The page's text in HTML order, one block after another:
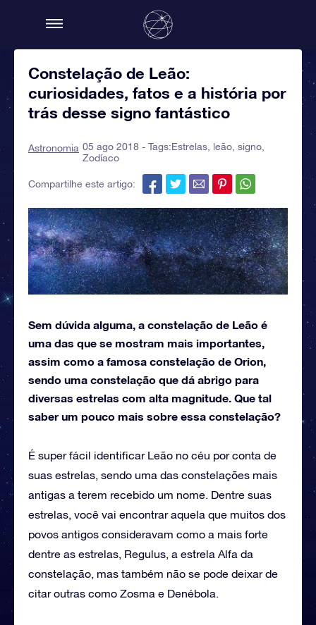
Constelação de Leão:
curiosidades, fatos e a história por
trás desse signo fantástico
Astronomia 05 ago 2018 - Tags:Estrelas leão signo
Zodíaco
Compartilhe este artigo:
Sem dúvida alguma, a constelação de Leão é
uma das que se mostram mais importantes,
assim como a famosa constelação de Orion,
sendo uma constelação que dá abrigo para
diversas estrelas com alta magnitude. Que tal
saber um pouco mais sobre essa constelação?
É super fácil identificar Leão no céu por conta de
suas estrelas, sendo uma das constelações mais
antigas a terem recebido um nome. Dentre suas
estrelas, você vai encontrar aquela que muitos dos
povos antigos consideravam como a mais forte
dentre as estrelas, Regulus, a estrela Alfa da
constelação, mas também não se pode deixar de
citar outras como Zosma e Denébola.